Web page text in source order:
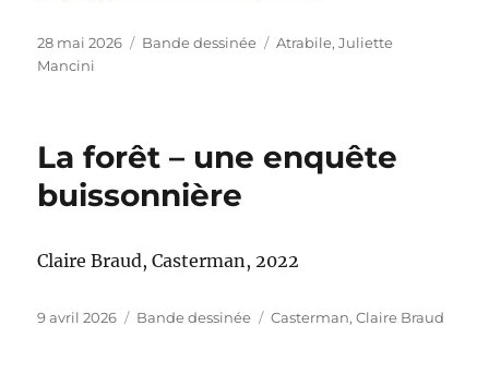
Publié
le
28 mai 2026 Catégories
Bande dessinée Étiquettes
Atrabile,Juliette
Mancini
La forêt – une enquête
buissonnière
Claire Braud, Casterman, 2022
Publié
9 avril 2026 Catégories
Bande dessinée Étiquettes
Casterman,Claire Braud